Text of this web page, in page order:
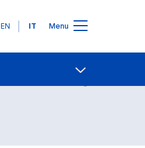
Lingue
EN IT Menu
Contatti